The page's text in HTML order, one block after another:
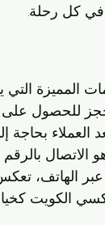
في كل رحلة.
المميزة التي
للحصول
بحاجة
الاتصال
الهاتف،
الكويت